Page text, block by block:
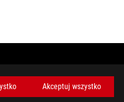
Akceptuj wszystko